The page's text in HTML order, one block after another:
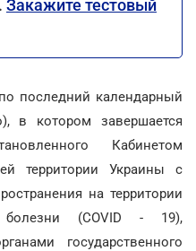
Закажите тестовый
последний календарный
в котором завершается
Кабинетом
территории Украины с
на территории
болезни (COVID - 19),
государственного